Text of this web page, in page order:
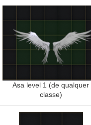
Asa level 1 (de qualquer
classe)